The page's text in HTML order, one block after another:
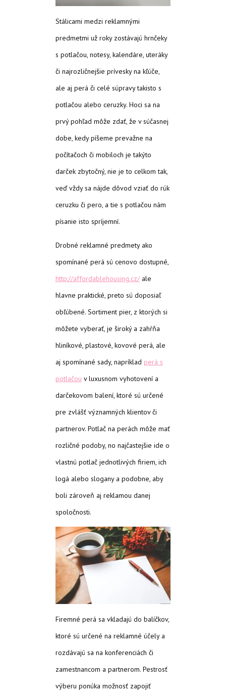
Stálicami medzi reklamnými
predmetmi už roky zostávajú hrnčeky
s potlačou, notesy, kalendáre, uteráky
či najrozličnejšie prívesky na kľúče,
ale aj perá či celé súpravy takisto s
potlačou alebo ceruzky. Hoci sa na
prvý pohľad môže zdať, že v súčasnej
dobe, kedy píšeme prevažne na
počítačoch či mobiloch je takýto
darček zbytočný, nie je to celkom tak,
veď vždy sa nájde dôvod vziať do rúk
ceruzku či pero, a tie s potlačou nám
písanie isto spríjemní.
Drobné reklamné predmety ako
spomínané perá sú cenovo dostupné,
http://affordablehousing.cz/ale
hlavne praktické, preto sú doposiaľ
obľúbené. Sortiment pier, z ktorých si
môžete vyberať, je široký a zahŕňa
hliníkové, plastové, kovové perá, ale
aj spomínané sady, napríklad perá s
potlačou v luxusnom vyhotovení a
darčekovom balení, ktoré sú určené
pre zvlášť významných klientov či
partnerov. Potlač na perách môže mať
rozličné podoby, no najčastejšie ide o
vlastnú potlač jednotlivých firiem, ich
logá alebo slogany a podobne, aby
boli zároveň aj reklamou danej
spoločnosti.
Firemné perá sa vkladajú do balíčkov,
ktoré sú určené na reklamné účely a
rozdávajú sa na konferenciách či
zamestnancom a partnerom. Pestrosť
výberu ponúka možnosť zapojiť